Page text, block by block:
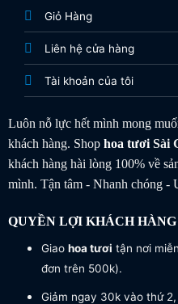
Giỏ Hàng
Liên hệ cửa hàng
Tài khoản của tôi
Luôn nỗ lực hết mình mong
khách hàng. Shop hoa tươiSài
khách hàng hài lòng 100% về
mình. Tận tâm - Nhanh chóng -
QUYỀN LỢI KHÁCH HÀNG
Giao hoa tươi tận nơi
đơn trên 500k).
Giảm ngay 30k vào thứ